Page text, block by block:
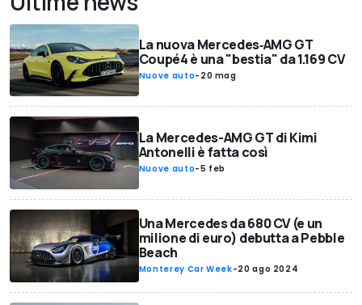
La nuova Mercedes‑AMG GT
Coupé4 è una "bestia" da 1.169 CV
Nuove auto- 20 mag
La Mercedes-AMG GT di Kimi
Antonelli è fatta così
Nuove auto-5 feb
Una Mercedes da 680 CV (e un
milione di euro) debutta a Pebble
Beach
Monterey Car Week-20 ago 2024